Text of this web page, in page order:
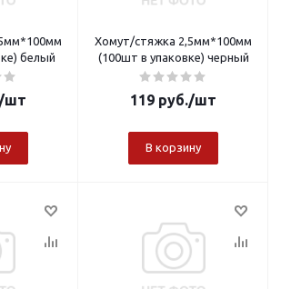
белый
/шт
Хомут/стяжка 2,5мм*100мм
(100шт в упаковке) черный
119 руб./шт
В корзину